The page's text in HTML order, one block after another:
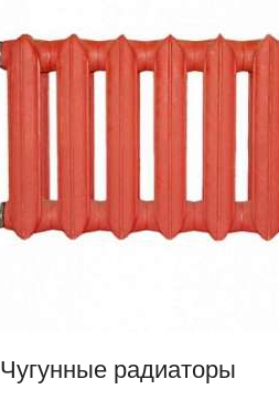
Чугунные радиаторы